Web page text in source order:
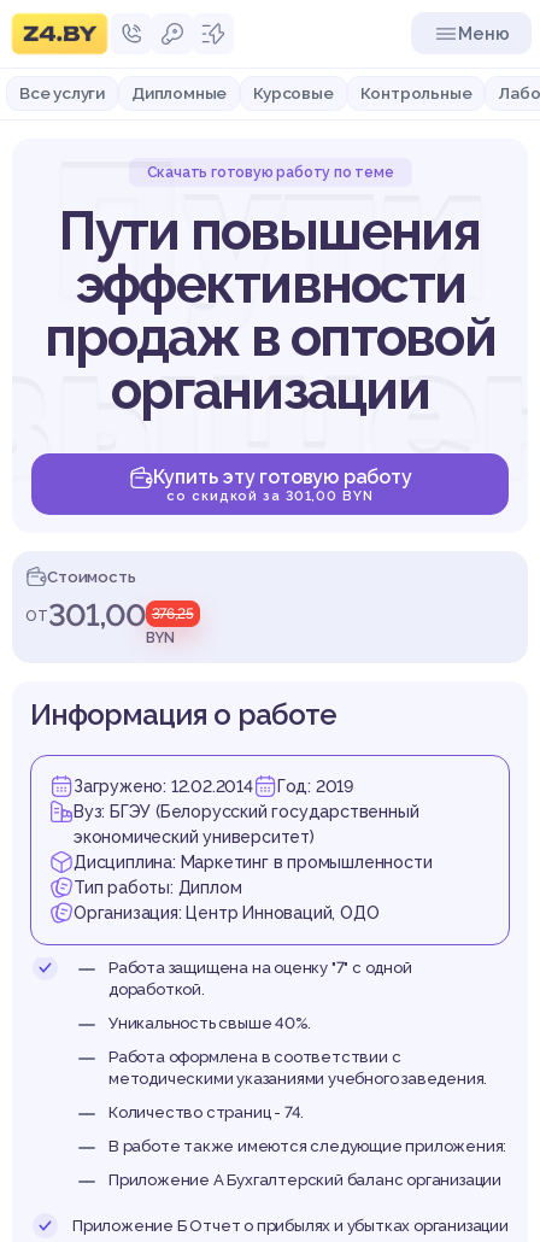
Меню
Все услуги Дипломные Курсовые Контрольные
Скачать готовую работу по теме
Пути повышения
эффективности
продаж в оптовой
организации
Купить эту готовую работу
со скидкой за 301,00 BYN
Пути
Стоимость
от301,00 376,25
BYN
Информация о работе
Загружено: 12.02.2014
Год: 2019
Вуз: БГЭУ (Белорусский государственный
экономический университет)
Дисциплина: Маркетинг в промышленности
Тип работы: Диплом
Организация: Центр Инноваций, ОДО
Работа защищена на оценку "7" с одной
доработкой.
Уникальность свыше 40%.
Работа оформлена в соответствии с
методическими указаниями учебного заведения.
Количество страниц - 74.
В работе также имеются следующие приложения:
Приложение А Бухгалтерский баланс организации
Приложение Б Отчет о прибылях и убытках организации